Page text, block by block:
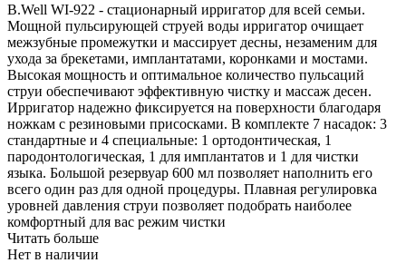
B.Well WI-922 - стационарный ирригатор для всей семьи.
Мощной пульсирующей струей воды ирригатор очищает
межзубные промежутки и массирует десны, незаменим для
ухода за брекетами, имплантатами, коронками и мостами.
Высокая мощность и оптимальное количество пульсаций
струи обеспечивают эффективную чистку и массаж десен.
Ирригатор надежно фиксируется на поверхности благодаря
ножкам с резиновыми присосками. В комплекте 7 насадок: 3
стандартные и 4 специальные: 1 ортодонтическая, 1
пародонтологическая, 1 для имплантатов и 1 для чистки
языка. Большой резервуар 600 мл позволяет наполнить его
всего один раз для одной процедуры. Плавная регулировка
уровней давления струи позволяет подобрать наиболее
комфортный для вас режим чистки
Читать больше
Нет в наличии